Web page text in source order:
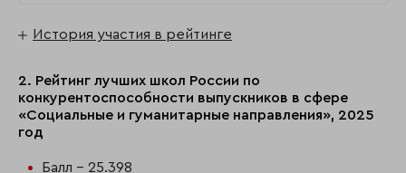
История участия в рейтинге
2. Рейтинг лучших школ России по
конкурентоспособности выпускников в сфере
«Социальные и гуманитарные направления», 2025
год
Балл - 25.398